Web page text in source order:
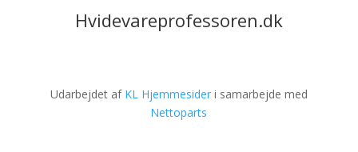
Hvidevareprofessoren.dk
Udarbejdet af KL Hjemmesideri samarbejde med
Nettoparts